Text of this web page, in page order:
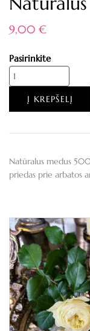
9,00 €
Pasirinkite
Į KREPŠELĮ
Natūralus medus
priedas prie arbatos